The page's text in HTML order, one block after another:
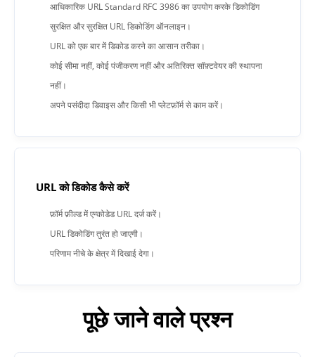
आधिकारिक URL Standard RFC 3986 का उपयोग करके डिकोडिंग
सुरक्षित और सुरक्षित URL डिकोडिंग ऑनलाइन।
URL को एक बार में डिकोड करने का आसान तरीका।
कोई सीमा नहीं, कोई पंजीकरण नहीं और अतिरिक्त सॉफ़्टवेयर की स्थापना
नहीं।
अपने पसंदीदा डिवाइस और किसी भी प्लेटफ़ॉर्म से काम करें।
URL को डिकोड कैसे करें
फ़ॉर्म फ़ील्ड में एन्कोडेड URL दर्ज करें।
URL डिकोडिंग तुरंत हो जाएगी।
परिणाम नीचे के क्षेत्र में दिखाई देगा।
पूछे जाने वाले प्रश्न